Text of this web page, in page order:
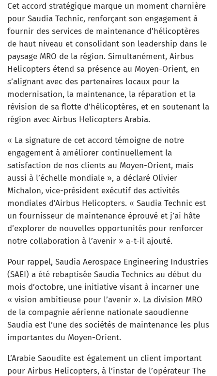
Cet accord stratégique marque un moment charnière
pour Saudia Technic, renforçant son engagement à
fournir des services de maintenance d’hélicoptères
de haut niveau et consolidant son leadership dans le
paysage MRO de la région. Simultanément, Airbus
Helicopters étend sa présence au Moyen-Orient, en
s’alignant avec des partenaires locaux pour la
modernisation, la maintenance, la réparation et la
révision de sa flotte d’hélicoptères, et en soutenant la
région avec Airbus Helicopters Arabia.
« La signature de cet accord témoigne de notre
engagement à améliorer continuellement la
satisfaction de nos clients au Moyen-Orient, mais
aussi à l’échelle mondiale », a déclaré Olivier
Michalon, vice-président exécutif des activités
mondiales d’Airbus Helicopters. « Saudia Technic est
un fournisseur de maintenance éprouvé et j’ai hâte
d’explorer de nouvelles opportunités pour renforcer
notre collaboration à l’avenir » a-t-il ajouté.
Pour rappel, Saudia Aerospace Engineering Industries
(SAEI) a été rebaptisée Saudia Technics au début du
mois d’octobre, une initiative visant à incarner une
« vision ambitieuse pour l’avenir ». La division MRO
de la compagnie aérienne nationale saoudienne
Saudia est l’une des sociétés de maintenance les plus
importantes du Moyen-Orient.
L’Arabie Saoudite est également un client important
pour Airbus Helicopters, à l’instar de l’opérateur The